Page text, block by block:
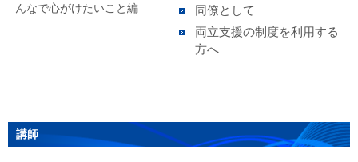
んなで心がけたいこと編
同僚として
両立支援の制度を利用する
方へ
講師